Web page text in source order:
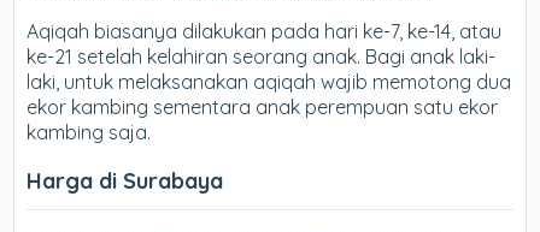
Aqiqah biasanya dilakukan pada hari ke-7, ke-14, atau
ke-21 setelah kelahiran seorang anak. Bagi anak laki-
laki, untuk melaksanakan aqiqah wajib memotong dua
ekor kambing sementara anak perempuan satu ekor
kambing saja.
Harga di Surabaya